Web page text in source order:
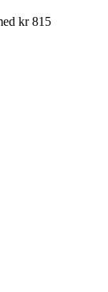
kr 815